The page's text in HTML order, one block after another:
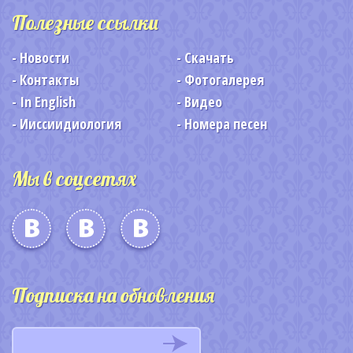
Полезные ссылки
Новости
Скачать
Контакты
Фотогалерея
In English
Видео
Ииссиидиология
Номера песен
Мы в соцсетях
Подписка на обновления